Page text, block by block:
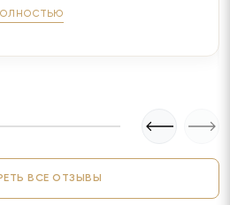
ВСЕ ОТЗЫВЫ